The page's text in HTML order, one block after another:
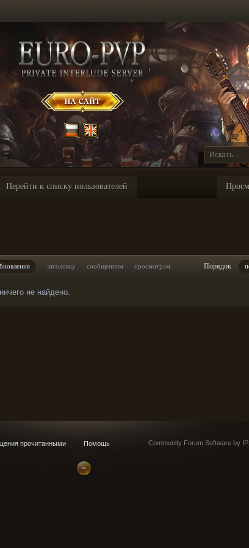
Перейти к списку пользователей
заголовку сообщениям просмотрам Порядок
не найдено.
прочитанными Помощь Community Forum Software by